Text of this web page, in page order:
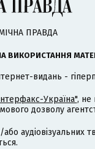
ПРАВДА
ВИКОРИСТАННЯ
видань -
Україна", не
дозволу
аудіовізуальних